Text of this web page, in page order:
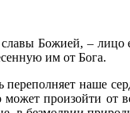
Божией, –
им от Бога.
наше
произойти